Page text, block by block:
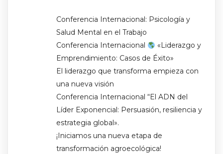
Conferencia Internacional: Psicología y
Salud Mental en el Trabajo
Conferencia Internacional
«Liderazgo y
Emprendimiento: Casos de Éxito»
El liderazgo que transforma empieza con
una nueva visión
Conferencia Internacional “El ADN del
Líder Exponencial: Persuasión, resiliencia y
estrategia global».
¡Iniciamos una nueva etapa de
transformación agroecológica!